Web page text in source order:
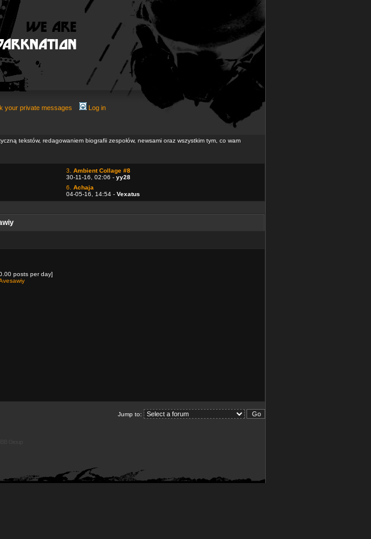
your private messages
Log in
tekstów, redagowaniem biografii zespołów, newsami oraz wszystkim tym, co wam
3. Ambient Collage #8
30-11-16, 02:06 - yy28
6. Achaja
04-05-16, 14:54 - Vexatus
posts per day]
Jump to:
Group